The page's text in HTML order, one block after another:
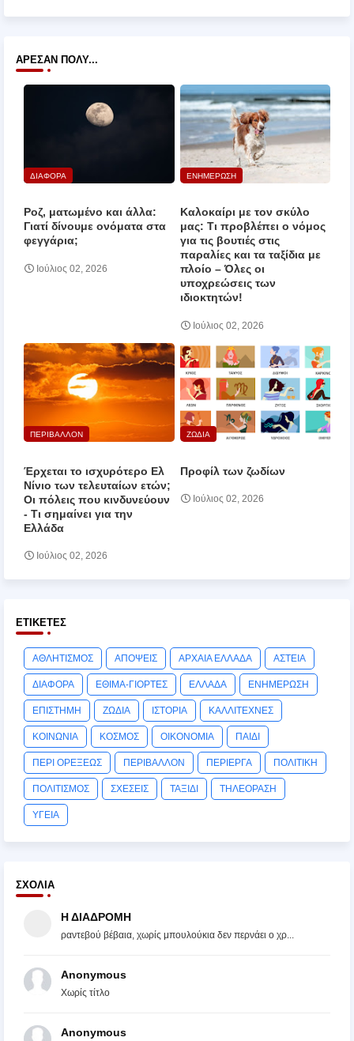
ΆΡΕΣΑΝ ΠΟΛΎ...
ΔΙΑΦΟΡΑ
Ροζ, ματωμένο και άλλα:
Γιατί δίνουμε ονόματα στα
φεγγάρια;
Ιούλιος 02, 2026
ΕΝΗΜΕΡΩΣΗ
Καλοκαίρι με τον σκύλο
μας: Τι προβλέπει ο νόμος
για τις βουτιές στις
παραλίες και τα ταξίδια με
πλοίο – Όλες οι
υποχρεώσεις των
ιδιοκτητών!
Ιούλιος 02, 2026
ΠΕΡΙΒΑΛΛΟΝ
Έρχεται το ισχυρότερο Ελ
Νίνιο των τελευταίων ετών;
Οι πόλεις που κινδυνεύουν
‑ Τι σημαίνει για την
Ελλάδα
Ιούλιος 02, 2026
ΖΩΔΙΑ
Προφίλ των ζωδίων
Ιούλιος 02, 2026
ΕΤΙΚΈΤΕΣ
ΑΘΛΗΤΙΣΜΟΣ ΑΠΟΨΕΙΣ ΑΡΧΑΙΑ ΕΛΛΑΔΑ ΑΣΤΕΙΑ
ΔΙΑΦΟΡΑ ΕΘΙΜΑ-ΓΙΟΡΤΕΣ ΕΛΛΑΔΑ ΕΝΗΜΕΡΩΣΗ
ΕΠΙΣΤΗΜΗ ΖΩΔΙΑ ΙΣΤΟΡΙΑ ΚΑΛΛΙΤΕΧΝΕΣ
ΚΟΙΝΩΝΙΑ ΚΟΣΜΟΣ ΟΙΚΟΝΟΜΙΑ ΠΑΙΔΙ
ΠΕΡΙ ΟΡΕΞΕΩΣ ΠΕΡΙΒΑΛΛΟΝ ΠΕΡΙΕΡΓΑ ΠΟΛΙΤΙΚΗ
ΠΟΛΙΤΙΣΜΟΣ ΣΧΕΣΕΙΣ ΤΑΞΙΔΙ ΤΗΛΕΟΡΑΣΗ
ΥΓΕΙΑ
ΣΧΌΛΙΑ
Η ΔΙΑΔΡΟΜΗ
ραντεβού βέβαια, χωρίς μπουλούκια δεν περνάει ο χρ...
Anonymous
Χωρίς τίτλο
Anonymous